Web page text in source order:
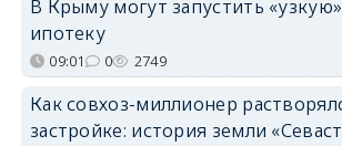
В Крыму могут запустить
ипотеку
09:01 0 2749
Как совхоз-миллионер
застройке: история земли